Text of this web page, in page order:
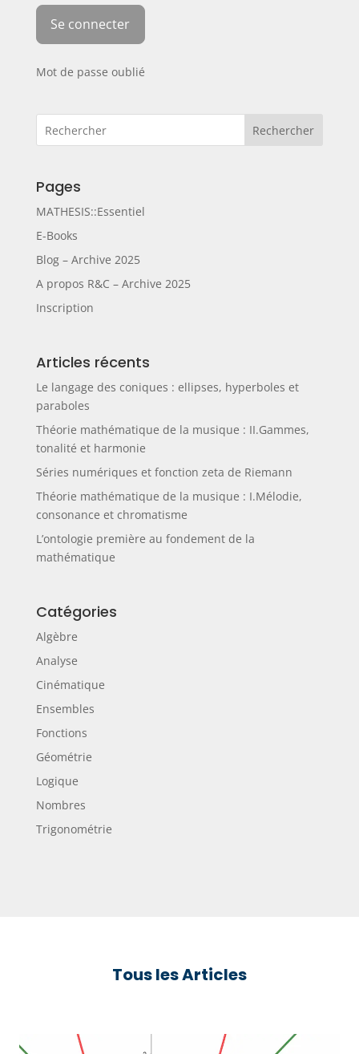
Mot de passe oublié
Rechercher
Pages
MATHESIS::Essentiel
E-Books
Blog – Archive 2025
A propos R&C – Archive 2025
Inscription
Articles récents
Le langage des coniques : ellipses, hyperboles et
paraboles
Théorie mathématique de la musique : II.Gammes,
tonalité et harmonie
Séries numériques et fonction zeta de Riemann
Théorie mathématique de la musique : I.Mélodie,
consonance et chromatisme
L’ontologie première au fondement de la
mathématique
Catégories
Algèbre
Analyse
Cinématique
Ensembles
Fonctions
Géométrie
Logique
Nombres
Trigonométrie
Tous les Articles